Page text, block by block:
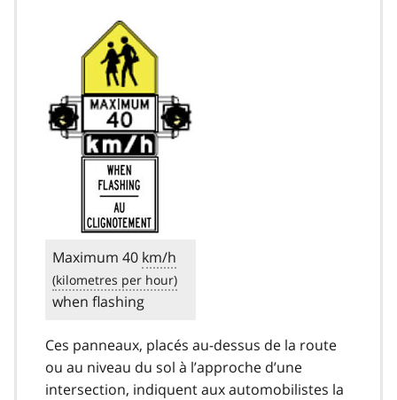
Maximum 40 km/h
when flashing
Ces panneaux, placés au-dessus de la route
ou au niveau du sol à l’approche d’une
intersection, indiquent aux automobilistes la